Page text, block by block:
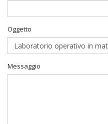
Oggetto
Messaggio